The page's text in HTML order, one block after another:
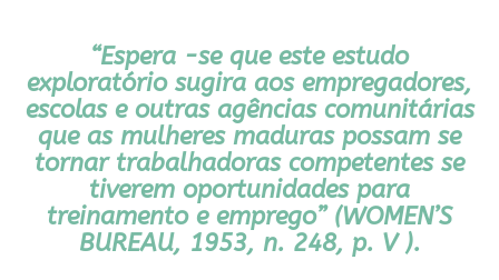
“Espera -se que este estudo
exploratório sugira aos empregadores,
escolas e outras agências comunitárias
que as mulheres maduras possam se
tornar trabalhadoras competentes se
tiverem oportunidades para
treinamento e emprego” (WOMEN’S
BUREAU, 1953, n. 248, p. V ).